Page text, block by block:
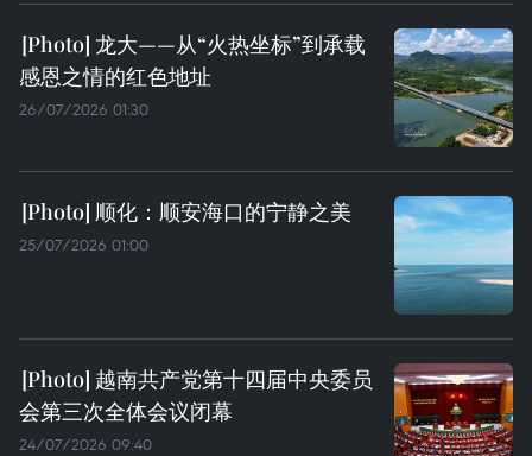
龙大——从“火热坐标”到承载
感恩之情的红色地址
26/07/2026 01:30
顺化：顺安海口的宁静之美
25/07/2026 01:00
越南共产党第十四届中央委员
会第三次全体会议闭幕
24/07/2026 09:40